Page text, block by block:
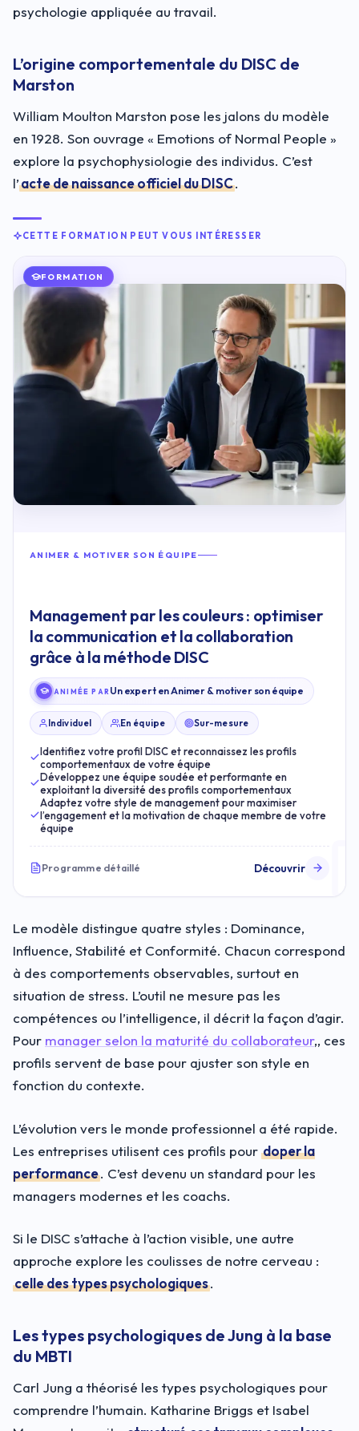
psychologie appliquée au travail.
L’origine comportementale du DISC de
Marston
William Moulton Marston pose les jalons du modèle
en 1928. Son ouvrage « Emotions of Normal People »
explore la psychophysiologie des individus. C’est
l’acte de naissance officiel du DISC.
CETTE FORMATION PEUT VOUS INTÉRESSER
FORMATION
ANIMER & MOTIVER SON ÉQUIPE
Management par les couleurs : optimiser
la communication et la collaboration
grâce à la méthode DISC
ANIMÉE PAR Un expert en Animer & motiver son équipe
Individuel En équipe Sur-mesure
Identifiez votre profil DISC et reconnaissez les profils
comportementaux de votre équipe
Développez une équipe soudée et performante en
exploitant la diversité des profils comportementaux
Adaptez votre style de management pour maximiser
l’engagement et la motivation de chaque membre de votre
équipe
Programme détaillé Découvrir
Le modèle distingue quatre styles : Dominance,
Influence, Stabilité et Conformité. Chacun correspond
à des comportements observables, surtout en
situation de stress. L’outil ne mesure pas les
compétences ou l’intelligence, il décrit la façon d’agir.
Pour manager selon la maturité du collaborateur,, ces
profils servent de base pour ajuster son style en
fonction du contexte.
L’évolution vers le monde professionnel a été rapide.
Les entreprises utilisent ces profils pour doper la
performance. C’est devenu un standard pour les
managers modernes et les coachs.
Si le DISC s’attache à l’action visible, une autre
approche explore les coulisses de notre cerveau :
celle des types psychologiques.
Les types psychologiques de Jung à la base
du MBTI
Carl Jung a théorisé les types psychologiques pour
comprendre l’humain. Katharine Briggs et Isabel